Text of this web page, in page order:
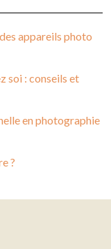
appareils photo
soi : conseils et
en photographie
?